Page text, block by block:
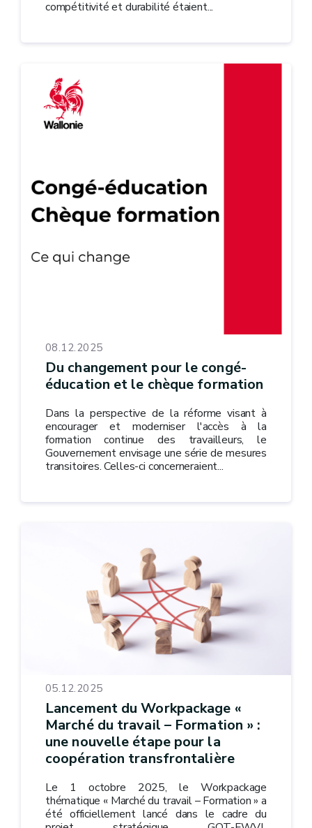
compétitivité et durabilité étaient...
08.12.2025
Du changement pour le congé-
éducation et le chèque formation
Dans la perspective de la réforme visant à
encourager et moderniser l'accès à la
formation continue des travailleurs, le
Gouvernement envisage une série de mesures
transitoires. Celles-ci concerneraient...
05.12.2025
Lancement du Workpackage «
Marché du travail – Formation » :
une nouvelle étape pour la
coopération transfrontalière
Le 1 octobre 2025, le Workpackage
thématique « Marché du travail – Formation » a
été officiellement lancé dans le cadre du